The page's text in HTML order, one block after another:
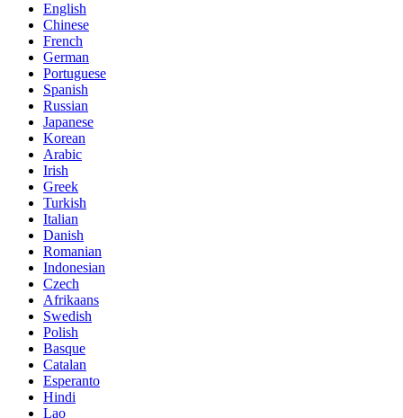
English
Chinese
French
German
Portuguese
Spanish
Russian
Japanese
Korean
Arabic
Irish
Greek
Turkish
Italian
Danish
Romanian
Indonesian
Czech
Afrikaans
Swedish
Polish
Basque
Catalan
Esperanto
Hindi
Lao